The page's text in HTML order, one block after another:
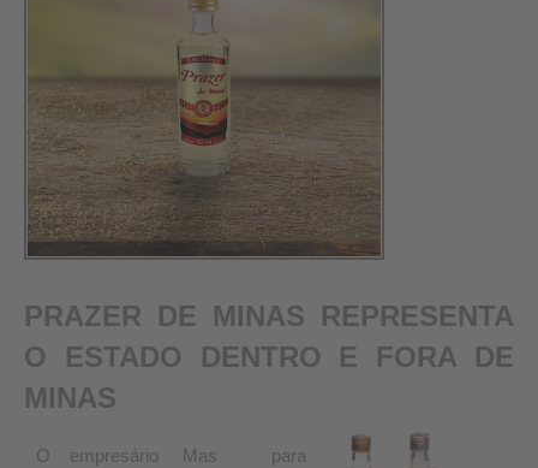
PRAZER DE MINAS REPRESENTA
O ESTADO DENTRO E FORA DE
MINAS
O empresário
Mas para